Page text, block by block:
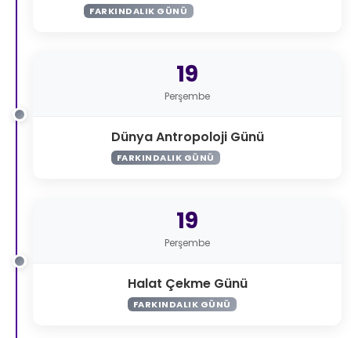
FARKINDALIK GÜNÜ
19
Perşembe
Dünya Antropoloji Günü
FARKINDALIK GÜNÜ
19
Perşembe
Halat Çekme Günü
FARKINDALIK GÜNÜ